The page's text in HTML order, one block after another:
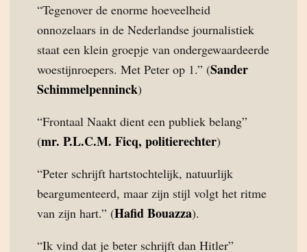
“Tegenover de enorme hoeveelheid
onnozelaars in de Nederlandse journalistiek
staat een klein groepje van ondergewaardeerde
woestijnroepers. Met Peter op 1.” (Sander
Schimmelpenninck)
“Frontaal Naakt dient een publiek belang”
(mr. P.L.C.M. Ficq, politierechter)
“Peter schrijft hartstochtelijk, natuurlijk
beargumenteerd, maar zijn stijl volgt het ritme
van zijn hart.” (Hafid Bouazza).
“Ik vind dat je beter schrijft dan Hitler”